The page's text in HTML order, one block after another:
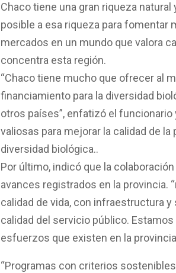
Chaco tiene una gran riqueza
posible a esa riqueza para fomentar
mercados en un mundo que valora
concentra esta región.
“Chaco tiene mucho que ofrecer al
financiamiento para la diversidad
otros países”, enfatizó el
valiosas para mejorar la calidad de
diversidad biológica..
Por último, indicó que la
avances registrados en la provincia.
calidad de vida, con infraestructura
calidad del servicio público.
esfuerzos que existen en la
“Programas con criterios